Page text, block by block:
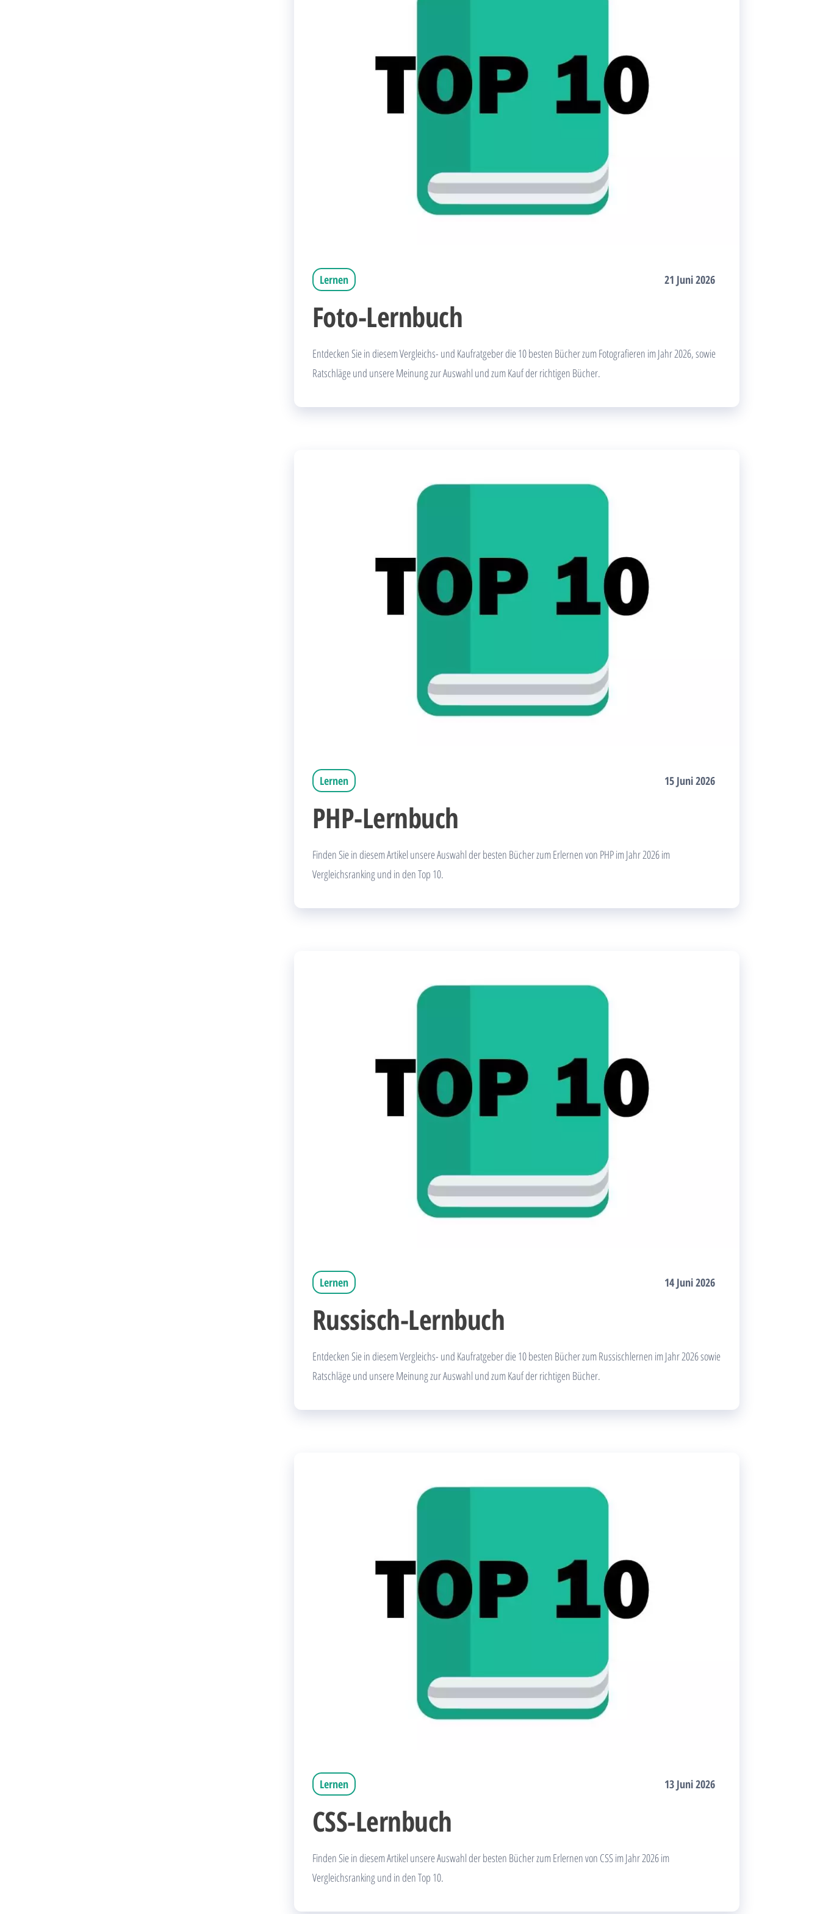
Lernen 21 Juni 2026
Foto-Lernbuch
Entdecken Sie in diesem Vergleichs- und Kaufratgeber die 10 besten Bücher zum Fotografieren im Jahr 2026, sowie
Ratschläge und unsere Meinung zur Auswahl und zum Kauf der richtigen Bücher.
Lernen 15 Juni 2026
PHP-Lernbuch
Finden Sie in diesem Artikel unsere Auswahl der besten Bücher zum Erlernen von PHP im Jahr 2026 im
Vergleichsranking und in den Top 10.
Lernen 14 Juni 2026
Russisch-Lernbuch
Entdecken Sie in diesem Vergleichs- und Kaufratgeber die 10 besten Bücher zum Russischlernen im Jahr 2026 sowie
Ratschläge und unsere Meinung zur Auswahl und zum Kauf der richtigen Bücher.
Lernen 13 Juni 2026
CSS-Lernbuch
Finden Sie in diesem Artikel unsere Auswahl der besten Bücher zum Erlernen von CSS im Jahr 2026 im
Vergleichsranking und in den Top 10.